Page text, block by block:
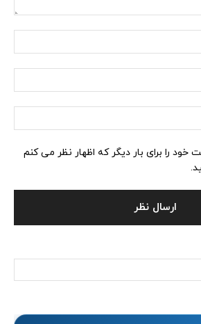
خود را برای بار دیگر که اظهار نظر می کنم